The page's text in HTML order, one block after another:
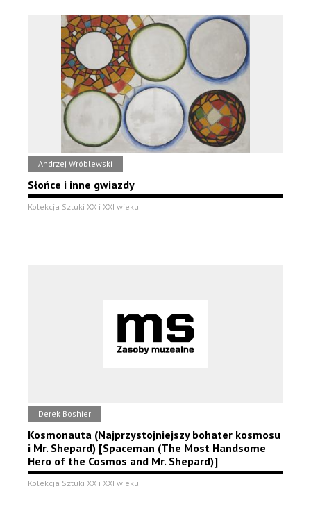
Andrzej Wróblewski
Słońce i inne gwiazdy
Kolekcja Sztuki XX i XXI wieku
Derek Boshier
Kosmonauta (Najprzystojniejszy bohater kosmosu
i Mr. Shepard) [Spaceman (The Most Handsome
Hero of the Cosmos and Mr. Shepard)]
Kolekcja Sztuki XX i XXI wieku